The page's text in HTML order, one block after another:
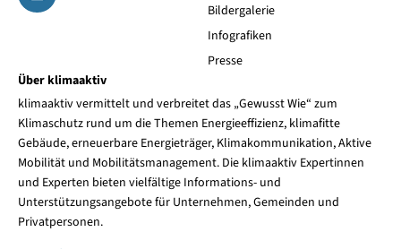
Bildergalerie
Infografiken
Presse
Über klimaaktiv
klimaaktiv vermittelt und verbreitet das „Gewusst Wie“ zum
Klimaschutz rund um die Themen Energieeffizienz, klimafitte
Gebäude, erneuerbare Energieträger, Klimakommunikation, Aktive
Mobilität und Mobilitätsmanagement. Die klimaaktiv Expertinnen
und Experten bieten vielfältige Informations- und
Unterstützungsangebote für Unternehmen, Gemeinden und
Privatpersonen.